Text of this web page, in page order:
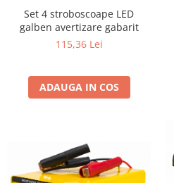
Set 4 stroboscoape LED
galben avertizare gabarit
115,36 Lei
ADAUGA IN COS